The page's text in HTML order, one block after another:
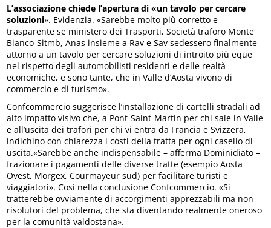
L’associazione chiede l’apertura di «un tavolo per cercare
soluzioni». Evidenzia. «Sarebbe molto più corretto e
trasparente se ministero dei Trasporti, Società traforo Monte
Bianco-Sitmb, Anas insieme a Rav e Sav sedessero finalmente
attorno a un tavolo per cercare soluzioni di introito più eque
nel rispetto degli automobilisti residenti e delle realtà
economiche, e sono tante, che in Valle d’Aosta vivono di
commercio e di turismo».
Confcommercio suggerisce l’installazione di cartelli stradali ad
alto impatto visivo che, a Pont-Saint-Martin per chi sale in Valle
e all’uscita dei trafori per chi vi entra da Francia e Svizzera,
indichino con chiarezza i costi della tratta per ogni casello di
uscita.«Sarebbe anche indispensabile – afferma Dominidiato –
frazionare i pagamenti delle diverse tratte (esempio Aosta
Ovest, Morgex, Courmayeur sud) per facilitare turisti e
viaggiatori». Così nella conclusione Confcommercio. «Si
tratterebbe ovviamente di accorgimenti apprezzabili ma non
risolutori del problema, che sta diventando realmente oneroso
per la comunità valdostana».